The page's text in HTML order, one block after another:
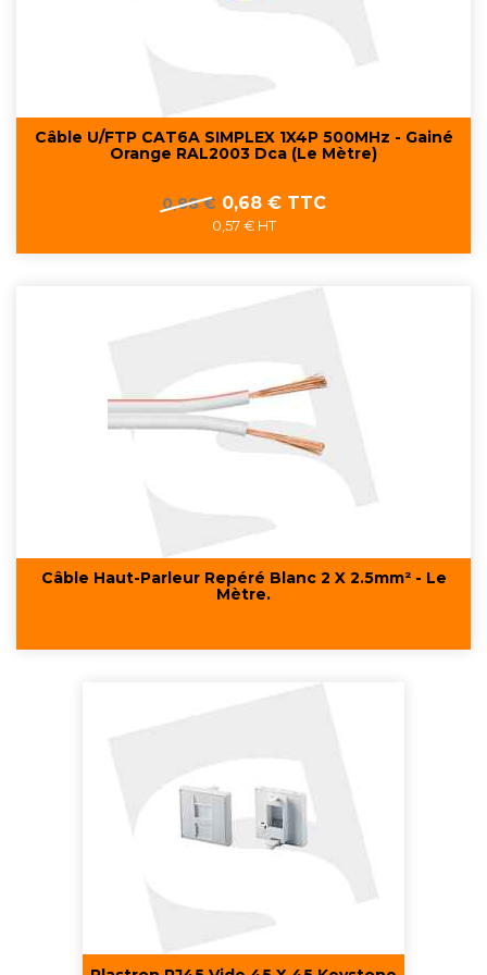
Câble U/FTP CAT6A SIMPLEX 1X4P 500MHz - Gainé
Orange RAL2003 Dca (Le Mètre)
Prix
0,88 € Prix
0,68 € TTC
0,57 € HT
Câble Haut-Parleur Repéré Blanc 2 X 2.5mm² - Le
Mètre.